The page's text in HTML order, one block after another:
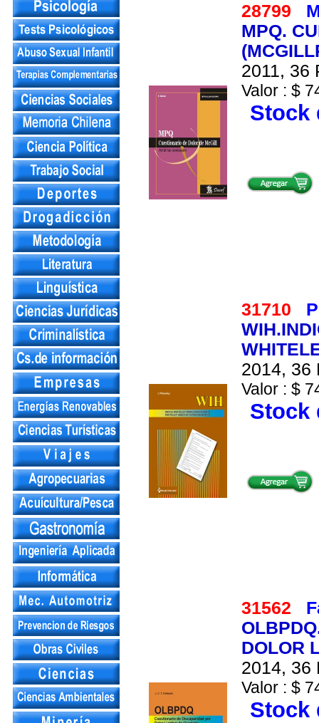
28799
MPQ.
2011, 36
Valor : $
Stock
31710
2014, 36
Valor : $
Stock
31562
DOLOR
2014, 36
Valor : $
Stock